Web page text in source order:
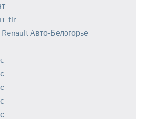
tir
Авто-Белогорье